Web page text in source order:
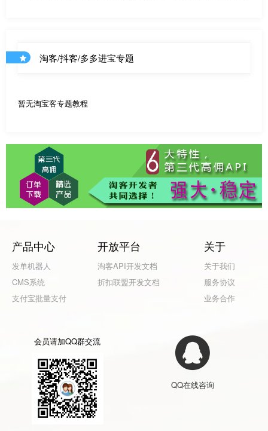
淘客/抖客/多多进宝专题
暂无淘宝客专题教程
产品中心
发单机器人
CMS系统
支付宝批量支付
开放平台
淘客API开发文档
折扣联盟开发文档
关于
关于我们
服务协议
业务合作
会员请加QQ群交流
QQ在线咨询